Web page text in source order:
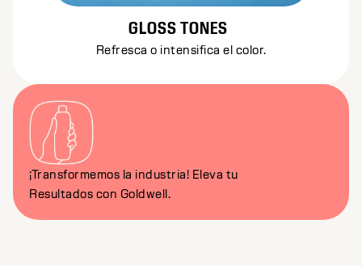
GLOSS TONES
Refresca o intensifica el color.
¡Transformemos la industria! Eleva tu
Resultados con Goldwell.